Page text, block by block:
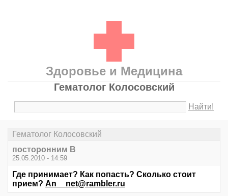
Здоровье и Медицина
Гематолог Колосовский
Найти!
Гематолог Колосовский
посторонним В
25.05.2010 - 14:59
Где принимает? Как попасть? Сколько стоит
прием? An__net@rambler.ru